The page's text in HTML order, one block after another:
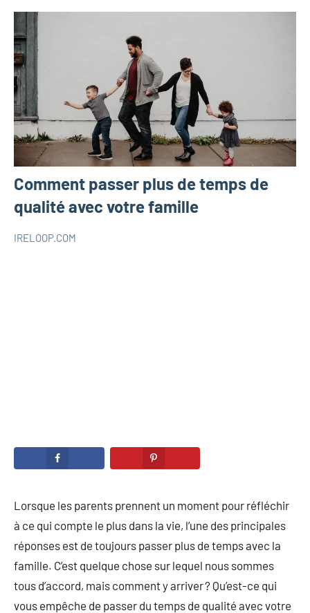
Comment passer plus de temps de
qualité avec votre famille
IRELOOP.COM
Lorsque les parents prennent un moment pour réfléchir
à ce qui compte le plus dans la vie, l’une des principales
réponses est de toujours passer plus de temps avec la
famille. C’est quelque chose sur lequel nous sommes
tous d’accord, mais comment y arriver ? Qu’est-ce qui
vous empêche de passer du temps de qualité avec votre